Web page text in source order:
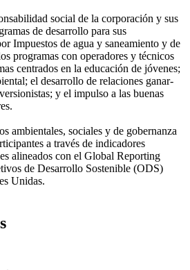
social de la corporación y sus
de desarrollo para sus
Impuestos de agua y saneamiento y de
programas con operadores y técnicos
centrados en la educación de jóvenes;
el desarrollo de relaciones ganar-
y el impulso a las buenas
ambientales, sociales y de gobernanza
a través de indicadores
alineados con el Global Reporting
de Desarrollo Sostenible (ODS)
Unidas.